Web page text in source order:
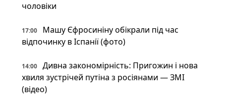
чоловіки
17:00
Машу Єфросиніну обікрали під час
відпочинку в Іспанії (фото)
14:00
Дивна закономірність: Пригожин і нова
хвиля зустрічей путіна з росіянами — ЗМІ
(відео)